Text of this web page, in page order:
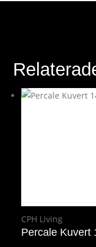
CPH Living
Percale Kuvert